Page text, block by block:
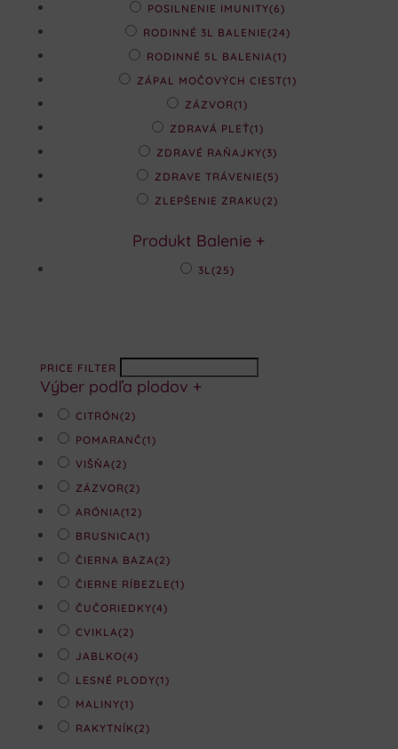
POSILNENIE IMUNITY(6)
RODINNÉ 3L BALENIE(24)
RODINNÉ 5L BALENIA(1)
ZÁPAL MOČOVÝCH CIEST(1)
ZÁZVOR(1)
ZDRAVÁ PLEŤ(1)
ZDRAVÉ RAŇAJKY(3)
ZDRAVE TRÁVENIE(5)
ZLEPŠENIE ZRAKU(2)
Produkt Balenie +
3L(25)
PRICE FILTER
Výber podľa plodov +
CITRÓN(2)
POMARANČ(1)
VIŠŇA(2)
ZÁZVOR(2)
ARÓNIA(12)
BRUSNICA(1)
ČIERNA BAZA(2)
ČIERNE RÍBEZLE(1)
ČUČORIEDKY(4)
CVIKLA(2)
JABLKO(4)
LESNÉ PLODY(1)
MALINY(1)
RAKYTNÍK(2)